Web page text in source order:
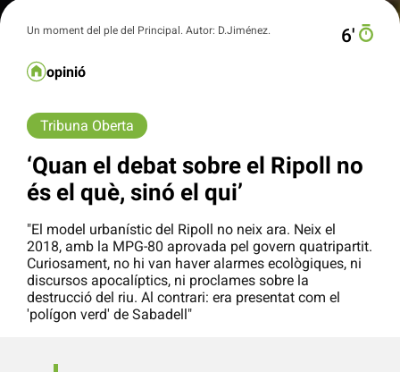
Un moment del ple del Principal. Autor: D.Jiménez. 6′
opinió
Tribuna Oberta
‘Quan el debat sobre el Ripoll no
és el què, sinó el qui’
"El model urbanístic del Ripoll no neix ara. Neix el
2018, amb la MPG-80 aprovada pel govern quatripartit.
Curiosament, no hi van haver alarmes ecològiques, ni
discursos apocalíptics, ni proclames sobre la
destrucció del riu. Al contrari: era presentat com el
'polígon verd' de Sabadell"